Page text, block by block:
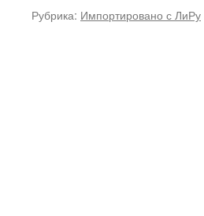
Рубрика: Импортировано с ЛиРу